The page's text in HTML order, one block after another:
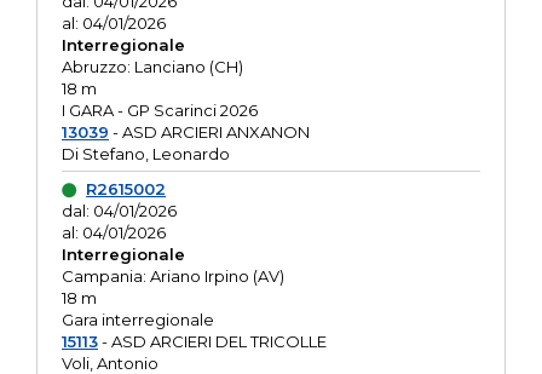
al: 04/01/2026
Interregionale
Abruzzo: Lanciano (CH)
18 m
I GARA - GP Scarinci 2026
13039 - ASD ARCIERI ANXANON
Di Stefano, Leonardo
R2615002
dal: 04/01/2026
al: 04/01/2026
Interregionale
Campania: Ariano Irpino (AV)
18 m
Gara interregionale
15113- ASD ARCIERI DEL TRICOLLE
Voli, Antonio